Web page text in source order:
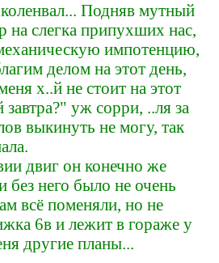
Подняв мутный
на слегка припухших нас,
импотенцию,
делом на этот день,
х..й не стоит на этот
завтра?" уж сорри, ..ля за
выкинуть не могу, так
двиг он конечно же
без него было не очень
всё поменяли, но не
6в и лежит в гораже у
другие планы...